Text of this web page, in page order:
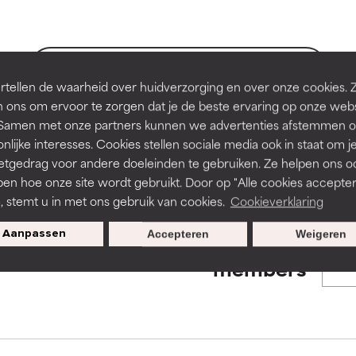
de waarheid over huidverzorging en over onze cookies.
ons om ervoor te zorgen dat je de beste ervaring op onze
met onze partners kunnen we advertenties afstemmen
interesses. Cookies stellen sociale media ook in staat om je
voor andere doeleinden te gebruiken. Ze helpen ons
hoe onze site wordt gebruikt. Door op "Alle cookies
stemt u in met ons gebruik van cookies. Cookieverklaring
Aanpassen Weigeren
Accepteren
to assess ingredients in this dictionary. Regulations
irriterend maar kan esthetische, stabiliteits- of andere
is aanwezig. Het risico wordt vergroot als het gecombineerd
ingrediënten.
droogheid, enz. veroorzaken. Kan in sommige gevallen
irriterend maar kan esthetische, stabiliteits- of andere
is aanwezig. Het risico wordt vergroot als het gecombineerd
ingrediënten.
droogheid, enz. veroorzaken. Kan in sommige gevallen
Exclusieve aanbiedingen voor
members